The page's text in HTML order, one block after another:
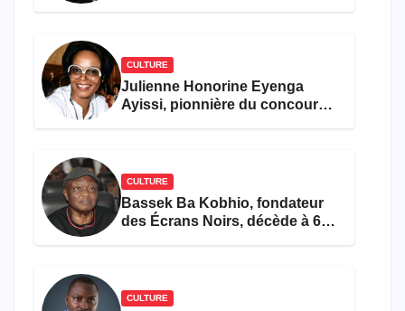
CULTURE
Julienne Honorine Eyenga
Ayissi, pionnière du concours
CULTURE
Bassek Ba Kobhio, fondateur
des Écrans Noirs, décède à 69
CULTURE